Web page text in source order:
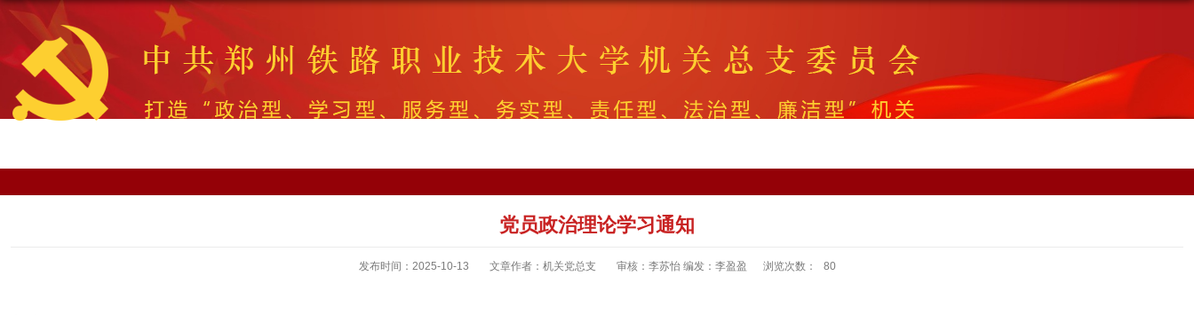
​党员政治理论学习通知
发布时间：2025-10-13 文章作者：机关党总支 审核：李苏怡 编发：李盈盈 浏览次数： 80